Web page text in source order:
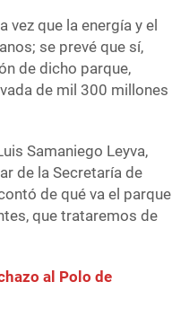
que la energía y el
se prevé que sí,
de dicho parque,
de mil 300 millones
Samaniego Leyva,
de la Secretaría de
de qué va el parque
que trataremos de
al Polo de